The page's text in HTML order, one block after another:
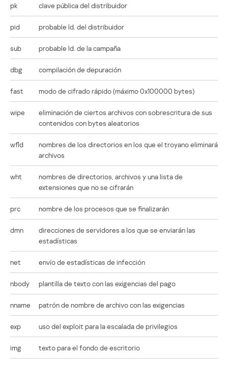
pk clave pública del distribuidor
pid probable Id. del distribuidor
sub probable Id. de la campaña
dbg compilación de depuración
fast modo de cifrado rápido (máximo 0x100000 bytes)
wipe
eliminación de ciertos archivos con sobrescritura de sus
contenidos con bytes aleatorios
wfld
nombres de los directorios en los que el troyano eliminará
archivos
wht
nombres de directorios, archivos y una lista de
extensiones que no se cifrarán
prc nombre de los procesos que se finalizarán
dmn
direcciones de servidores a los que se enviarán las
estadísticas
net envío de estadísticas de infección
nbody plantilla de texto con las exigencias del pago
nname patrón de nombre de archivo con las exigencias
exp uso del exploit para la escalada de privilegios
img texto para el fondo de escritorio